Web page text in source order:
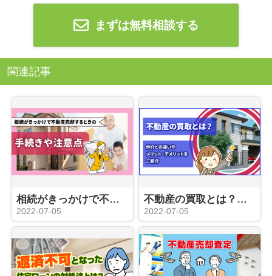
まずは無料相談する
関連記事
相続がきっかけで不動産売却するときの手続きや注意点
2022-07-05
不動産の買取とは？仲介との違いやメリット・デメリットをご紹介
2022-07-05